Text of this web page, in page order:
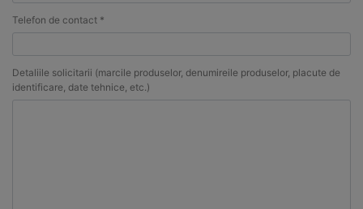
Telefon de contact *
Detaliile solicitarii (marcile produselor, denumireile produselor, placute de
identificare, date tehnice, etc.)